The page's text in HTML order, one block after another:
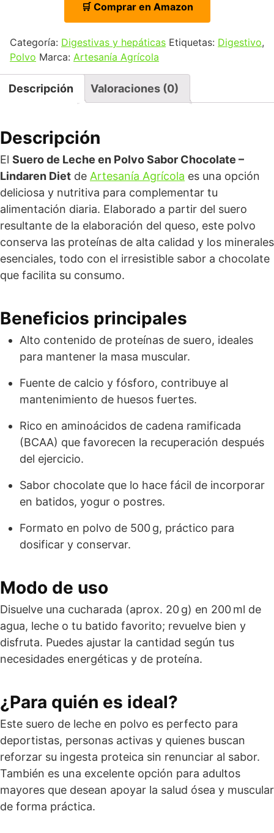
🛒 Comprar en Amazon
Categoría: Digestivas y hepáticas Etiquetas: Digestivo,
Polvo Marca: Artesanía Agrícola
Descripción Valoraciones (0)
Descripción
El Suero de Leche en Polvo Sabor Chocolate –
Lindaren Diet de Artesanía Agrícola es una opción
deliciosa y nutritiva para complementar tu
alimentación diaria. Elaborado a partir del suero
resultante de la elaboración del queso, este polvo
conserva las proteínas de alta calidad y los minerales
esenciales, todo con el irresistible sabor a chocolate
que facilita su consumo.
Beneficios principales
Alto contenido de proteínas de suero, ideales
para mantener la masa muscular.
Fuente de calcio y fósforo, contribuye al
mantenimiento de huesos fuertes.
Rico en aminoácidos de cadena ramificada
(BCAA) que favorecen la recuperación después
del ejercicio.
Sabor chocolate que lo hace fácil de incorporar
en batidos, yogur o postres.
Formato en polvo de 500 g, práctico para
dosificar y conservar.
Modo de uso
Disuelve una cucharada (aprox. 20 g) en 200 ml de
agua, leche o tu batido favorito; revuelve bien y
disfruta. Puedes ajustar la cantidad según tus
necesidades energéticas y de proteína.
¿Para quién es ideal?
Este suero de leche en polvo es perfecto para
deportistas, personas activas y quienes buscan
reforzar su ingesta proteica sin renunciar al sabor.
También es una excelente opción para adultos
mayores que desean apoyar la salud ósea y muscular
de forma práctica.